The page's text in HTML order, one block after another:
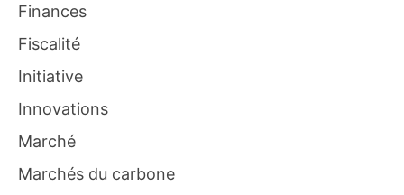
Finances
Fiscalité
Initiative
Innovations
Marché
Marchés du carbone